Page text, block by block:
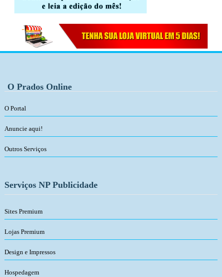
O Prados Online
O Portal
Anuncie aqui!
Outros Serviços
Serviços NP Publicidade
Sites Premium
Lojas Premium
Design e Impressos
Hospedagem